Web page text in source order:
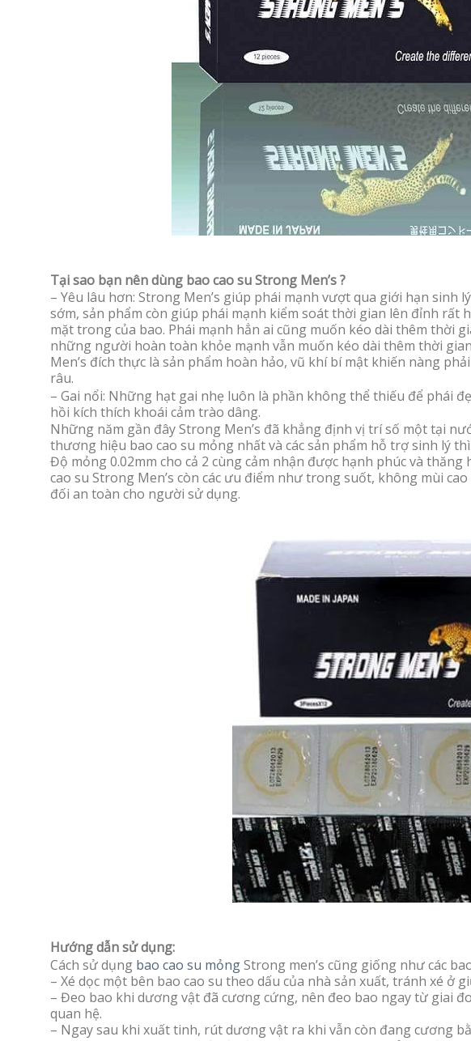
Tại sao bạn nên dùng bao cao su Strong Men’s ?
– Yêu lâu hơn: Strong Men’s giúp phái mạnh vượt qua giới hạn sinh
sớm, sản phẩm còn giúp phái mạnh kiểm soát thời gian lên đỉnh rất
mặt trong của bao. Phái mạnh hẳn ai cũng muốn kéo dài thêm thời
những người hoàn toàn khỏe mạnh vẫn muốn kéo dài thêm thời
Men’s đích thực là sản phẩm hoàn hảo, vũ khí bí mật khiến nàng
râu.
– Gai nổi: Những hạt gai nhẹ luôn là phần không thể thiếu để phái
hồi kích thích khoái cảm trào dâng.
Những năm gần đây Strong Men’s đã khẳng định vị trí số một tại
thương hiệu bao cao su mỏng nhất và các sản phẩm hỗ trợ sinh lý
Độ mỏng 0.02mm cho cả 2 cùng cảm nhận được hạnh phúc và
cao su Strong Men’s còn các ưu điểm như trong suốt, không mùi
đối an toàn cho người sử dụng.
Hướng dẫn sử dụng:
Cách sử dụng bao cao su mỏngStrong men’s cũng giống như các
– Xé dọc một bên bao cao su theo dấu của nhà sản xuất, tránh xé ở
– Đeo bao khi dương vật đã cương cứng, nên đeo bao ngay từ giai
quan hệ.
– Ngay sau khi xuất tinh, rút dương vật ra khi vẫn còn đang cương